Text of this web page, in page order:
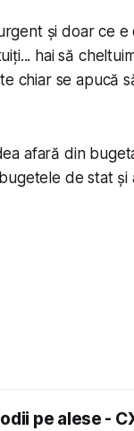
și doar ce e
hai să
chiar se apucă
afară din
de stat
pe alese -